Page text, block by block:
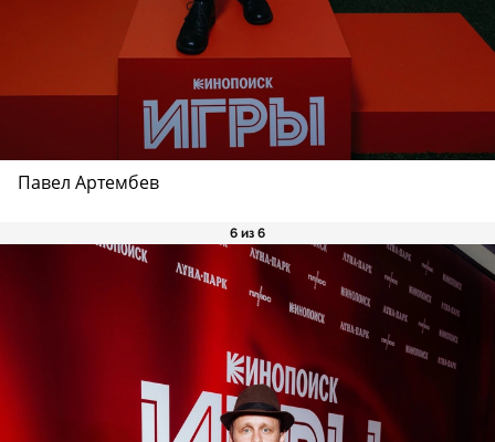
Павел Артембев
6 из 6